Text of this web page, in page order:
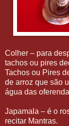
Colher – para
tachos ou pires
Tachos ou Pires
de arroz que são
água das
Japamala – é o
recitar Mantras.